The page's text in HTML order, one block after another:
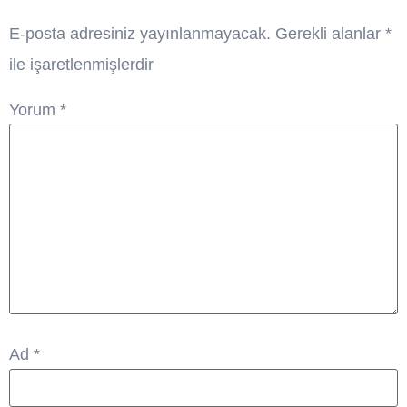
E-posta adresiniz yayınlanmayacak. Gerekli alanlar *
ile işaretlenmişlerdir
Yorum *
Ad *